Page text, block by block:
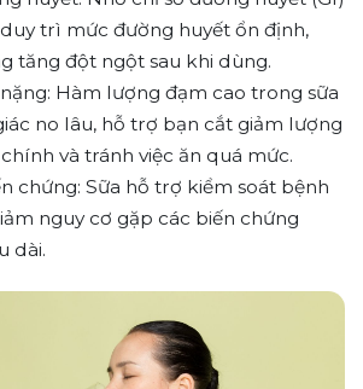
trì mức đường huyết ổn định,
tăng đột ngột sau khi dùng.
Hàm lượng đạm cao trong sữa
no lâu, hỗ trợ bạn cắt giảm lượng
và tránh việc ăn quá mức.
chứng: Sữa hỗ trợ kiểm soát bệnh
nguy cơ gặp các biến chứng
dài.